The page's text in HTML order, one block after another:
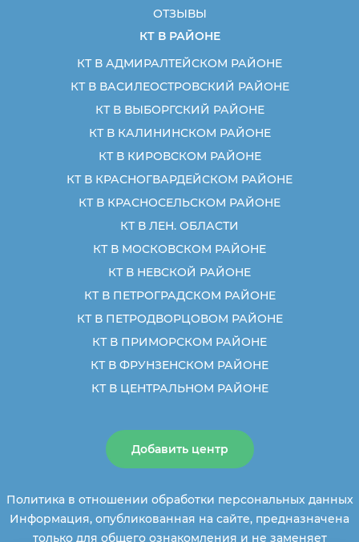
ОТЗЫВЫ
КТ В РАЙОНЕ
КТ В АДМИРАЛТЕЙСКОМ РАЙОНЕ
КТ В ВАСИЛЕОСТРОВСКИЙ РАЙОНЕ
КТ В ВЫБОРГСКИЙ РАЙОНЕ
КТ В КАЛИНИНСКОМ РАЙОНЕ
КТ В КИРОВСКОМ РАЙОНЕ
КТ В КРАСНОГВАРДЕЙСКОМ РАЙОНЕ
КТ В КРАСНОСЕЛЬСКОМ РАЙОНЕ
КТ В ЛЕН. ОБЛАСТИ
КТ В МОСКОВСКОМ РАЙОНЕ
КТ В НЕВСКОЙ РАЙОНЕ
КТ В ПЕТРОГРАДСКОМ РАЙОНЕ
КТ В ПЕТРОДВОРЦОВОМ РАЙОНЕ
КТ В ПРИМОРСКОМ РАЙОНЕ
КТ В ФРУНЗЕНСКОМ РАЙОНЕ
КТ В ЦЕНТРАЛЬНОМ РАЙОНЕ
Добавить центр
Политика в отношении обработки персональных данных
Информация, опубликованная на сайте, предназначена
только для общего ознакомления и не заменяет